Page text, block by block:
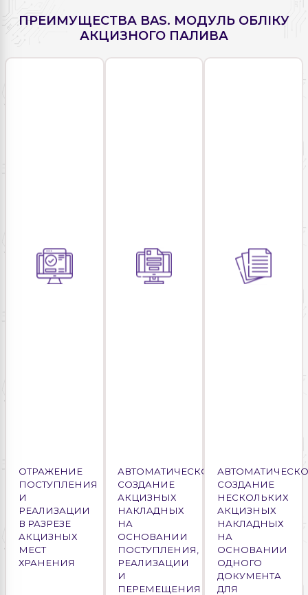
ПРЕИМУЩЕСТВА BAS. МОДУЛЬ ОБЛІКУ
АКЦИЗНОГО ПАЛИВА
ОТРАЖЕНИЕ
ПОСТУПЛЕНИЯ
И
РЕАЛИЗАЦИИ
В РАЗРЕЗЕ
АКЦИЗНЫХ
МЕСТ
ХРАНЕНИЯ
АВТОМАТИЧЕСКОЕ
СОЗДАНИЕ
АКЦИЗНЫХ
НАКЛАДНЫХ
НА
ОСНОВАНИИ
ПОСТУПЛЕНИЯ,
РЕАЛИЗАЦИИ
И
ПЕРЕМЕЩЕНИЯ
СОЗДАНИЕ
НЕСКОЛЬКИХ
АКЦИЗНЫХ
НАКЛАДНЫХ
НА
ОСНОВАНИИ
ОДНОГО
ДОКУМЕНТА
ДЛЯ